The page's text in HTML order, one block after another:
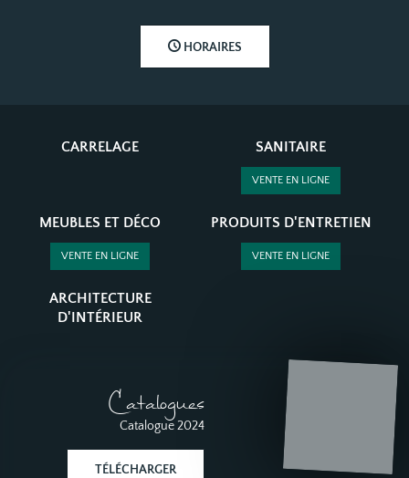
HORAIRES
CARRELAGE SANITAIRE
VENTE EN LIGNE
MEUBLES ET DÉCO
VENTE EN LIGNE
PRODUITS D'ENTRETIEN
VENTE EN LIGNE
ARCHITECTURE
D'INTÉRIEUR
Catalogues
Catalogue 2024
TÉLÉCHARGER